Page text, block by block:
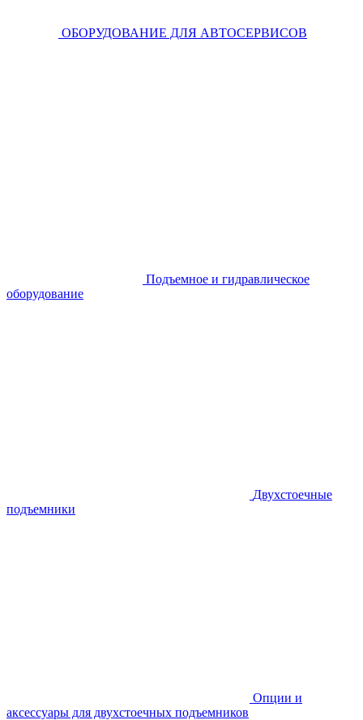
ОБОРУДОВАНИЕ ДЛЯ АВТОСЕРВИСОВ
Подъемное и гидравлическое
оборудование
Двухстоечные
подъемники
Опции и
аксессуары для двухстоечных подъемников